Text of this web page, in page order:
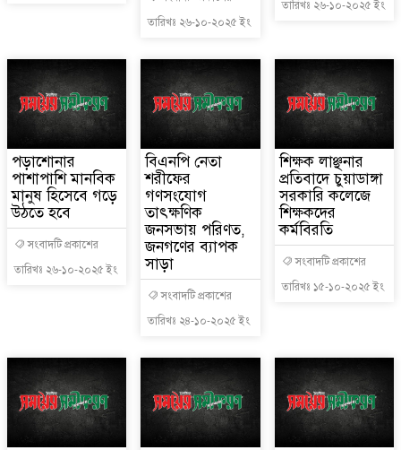
তারিখঃ ২৬-১০-২০২৫ ইং
তারিখঃ ২৬-১০-২০২৫ ইং
পড়াশোনার
পাশাপাশি মানবিক
মানুষ হিসেবে গড়ে
উঠতে হবে
সংবাদটি প্রকাশের
তারিখঃ ২৬-১০-২০২৫ ইং
বিএনপি নেতা
শরীফের
গণসংযোগ
তাৎক্ষণিক
জনসভায় পরিণত,
জনগণের ব্যাপক
সাড়া
সংবাদটি প্রকাশের
তারিখঃ ২৪-১০-২০২৫ ইং
শিক্ষক লাঞ্ছনার
প্রতিবাদে চুয়াডাঙ্গা
সরকারি কলেজে
শিক্ষকদের
কর্মবিরতি
সংবাদটি প্রকাশের
তারিখঃ ১৫-১০-২০২৫ ইং